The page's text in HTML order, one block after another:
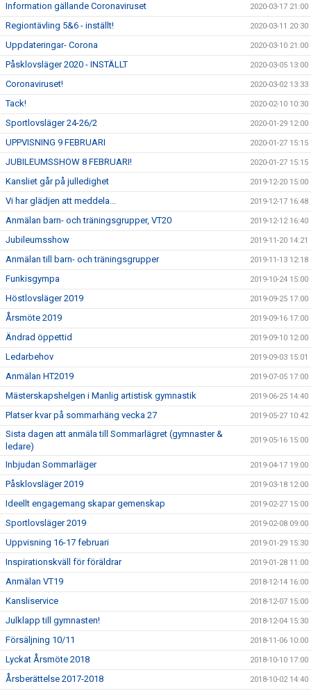
Information gällande Coronaviruset 2020-03-17 21:00
Regiontävling 5&6 - inställt! 2020-03-11 20:30
Uppdateringar- Corona 2020-03-10 21:00
Påsklovsläger 2020 - INSTÄLLT 2020-03-05 13:00
Coronaviruset! 2020-03-02 13:33
Tack! 2020-02-10 10:30
Sportlovsläger 24-26/2 2020-01-29 12:00
UPPVISNING 9 FEBRUARI 2020-01-27 15:15
JUBILEUMSSHOW 8 FEBRUARI! 2020-01-27 15:15
Kansliet går på julledighet 2019-12-20 15:00
Vi har glädjen att meddela... 2019-12-17 16:48
Anmälan barn- och träningsgrupper, VT20 2019-12-12 16:40
Jubileumsshow 2019-11-20 14:21
Anmälan till barn- och träningsgrupper 2019-11-13 12:18
Funkisgympa 2019-10-24 15:00
Höstlovsläger 2019 2019-09-25 17:00
Årsmöte 2019 2019-09-16 17:00
Ändrad öppettid 2019-09-10 12:00
Ledarbehov 2019-09-03 15:01
Anmälan HT2019 2019-07-05 17:00
Mästerskapshelgen i Manlig artistisk gymnastik 2019-06-25 14:40
Platser kvar på sommarhäng vecka 27 2019-05-27 10:42
Sista dagen att anmäla till Sommarlägret (gymnaster &
ledare)
2019-05-16 15:00
Inbjudan Sommarläger 2019-04-17 19:00
Påsklovsläger 2019 2019-03-18 12:00
Ideellt engagemang skapar gemenskap 2019-02-27 15:00
Sportlovsläger 2019 2019-02-08 09:00
Uppvisning 16-17 februari 2019-01-29 15:30
Inspirationskväll för föräldrar 2019-01-28 11:00
Anmälan VT19 2018-12-14 16:00
Kansliservice 2018-12-07 15:00
Julklapp till gymnasten! 2018-12-04 15:30
Försäljning 10/11 2018-11-06 10:00
Lyckat Årsmöte 2018 2018-10-10 17:00
Årsberättelse 2017-2018 2018-10-02 14:40